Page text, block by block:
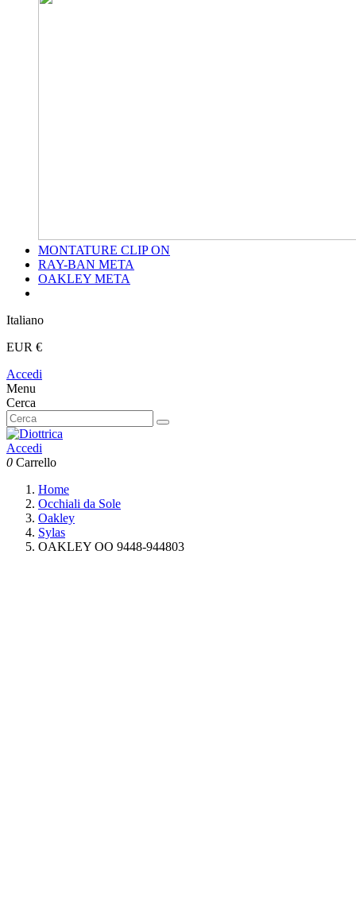
MONTATURE CLIP ON
RAY-BAN META
OAKLEY META
Italiano
EUR €
Accedi
Menu
Cerca
Accedi
0 Carrello
Home
Occhiali da Sole
Oakley
Sylas
OAKLEY OO 9448-944803